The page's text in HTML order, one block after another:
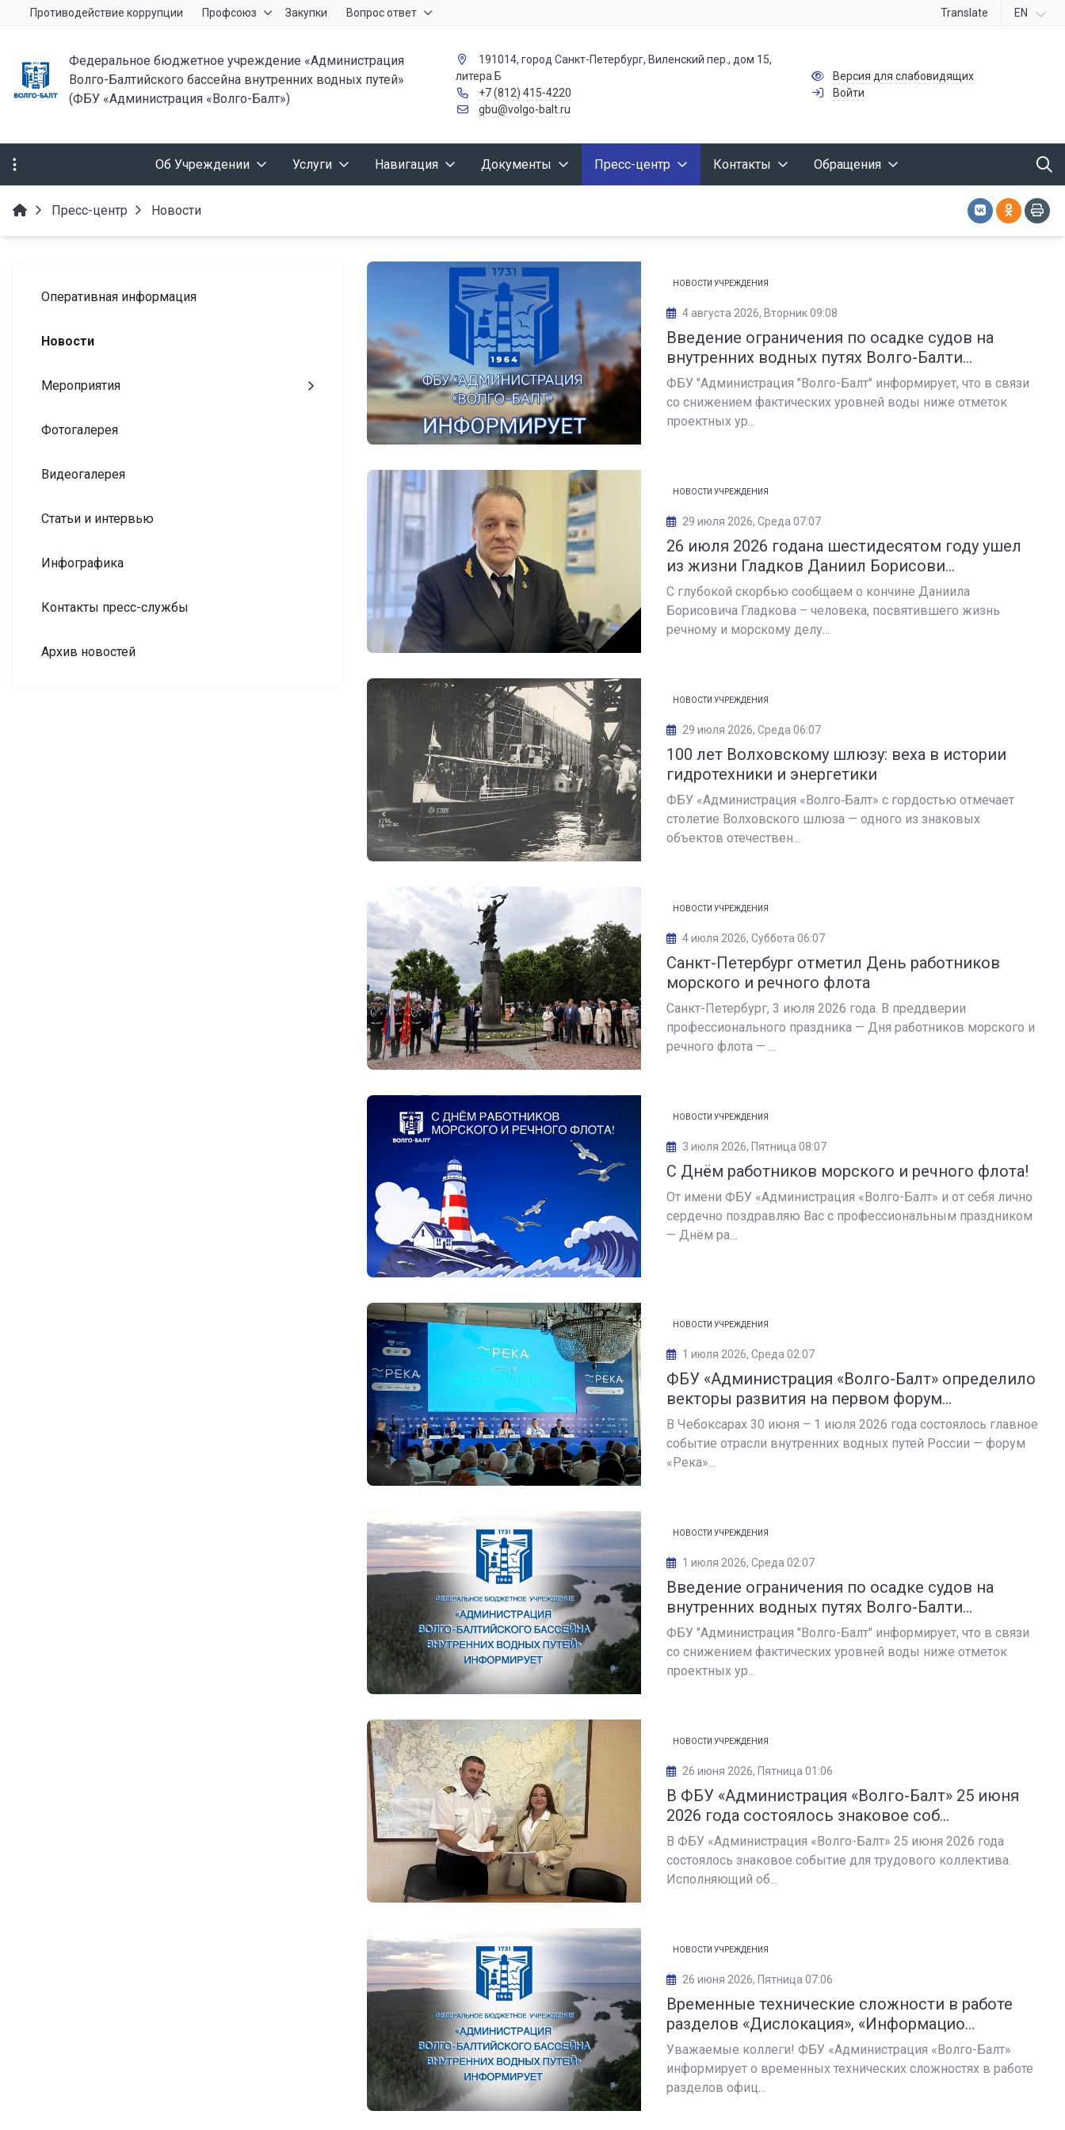
Противодействие коррупции Профсоюз Закупки Вопрос ответ Translate EN
Федеральное бюджетное учреждение «Администрация
Волго-Балтийского бассейна внутренних водных путей»
(ФБУ «Администрация «Волго-Балт»)
191014, город Санкт-Петербург, Виленский пер., дом 15,
литера Б
+7 (812) 415-4220
gbu@volgo-balt.ru
Версия для слабовидящих
Войти
Об Учреждении Услуги Навигация Документы Пресс-центр Контакты Обращения
Пресс-центр Новости
Оперативная информация
Новости
Мероприятия
Фотогалерея
Видеогалерея
Статьи и интервью
Инфографика
Контакты пресс-службы
Архив новостей
НОВОСТИ УЧРЕЖДЕНИЯ
4 августа 2026, Вторник 09:08
Введение ограничения по осадке судов на
внутренних водных путях Волго-Балти...
ФБУ "Администрация "Волго-Балт" информирует, что в связи
со снижением фактических уровней воды ниже отметок
проектных ур...
НОВОСТИ УЧРЕЖДЕНИЯ
29 июля 2026, Среда 07:07
26 июля 2026 годана шестидесятом году ушел
из жизни Гладков Даниил Борисови...
С глубокой скорбью сообщаем о кончине Даниила
Борисовича Гладкова – человека, посвятившего жизнь
речному и морскому делу...
НОВОСТИ УЧРЕЖДЕНИЯ
29 июля 2026, Среда 06:07
100 лет Волховскому шлюзу: веха в истории
гидротехники и энергетики
ФБУ «Администрация «Волго‑Балт» с гордостью отмечает
столетие Волховского шлюза — одного из знаковых
объектов отечествен...
НОВОСТИ УЧРЕЖДЕНИЯ
4 июля 2026, Суббота 06:07
Санкт-Петербург отметил День работников
морского и речного флота
Санкт-Петербург, 3 июля 2026 года. В преддверии
профессионального праздника — Дня работников морского и
речного флота — ...
НОВОСТИ УЧРЕЖДЕНИЯ
3 июля 2026, Пятница 08:07
С Днём работников морского и речного флота!
От имени ФБУ «Администрация «Волго-Балт» и от себя лично
сердечно поздравляю Вас с профессиональным праздником
— Днём ра...
НОВОСТИ УЧРЕЖДЕНИЯ
1 июля 2026, Среда 02:07
ФБУ «Администрация «Волго-Балт» определило
векторы развития на первом форум...
В Чебоксарах 30 июня – 1 июля 2026 года состоялось главное
событие отрасли внутренних водных путей России — форум
«Река»...
НОВОСТИ УЧРЕЖДЕНИЯ
1 июля 2026, Среда 02:07
Введение ограничения по осадке судов на
внутренних водных путях Волго-Балти...
ФБУ "Администрация "Волго-Балт" информирует, что в связи
со снижением фактических уровней воды ниже отметок
проектных ур...
НОВОСТИ УЧРЕЖДЕНИЯ
26 июня 2026, Пятница 01:06
В ФБУ «Администрация «Волго-Балт» 25 июня
2026 года состоялось знаковое соб...
В ФБУ «Администрация «Волго-Балт» 25 июня 2026 года
состоялось знаковое событие для трудового коллектива.
Исполняющий об...
НОВОСТИ УЧРЕЖДЕНИЯ
26 июня 2026, Пятница 07:06
Временные технические сложности в работе
разделов «Дислокация», «Информацио...
Уважаемые коллеги! ФБУ «Администрация «Волго-Балт»
информирует о временных технических сложностях в работе
разделов офиц...